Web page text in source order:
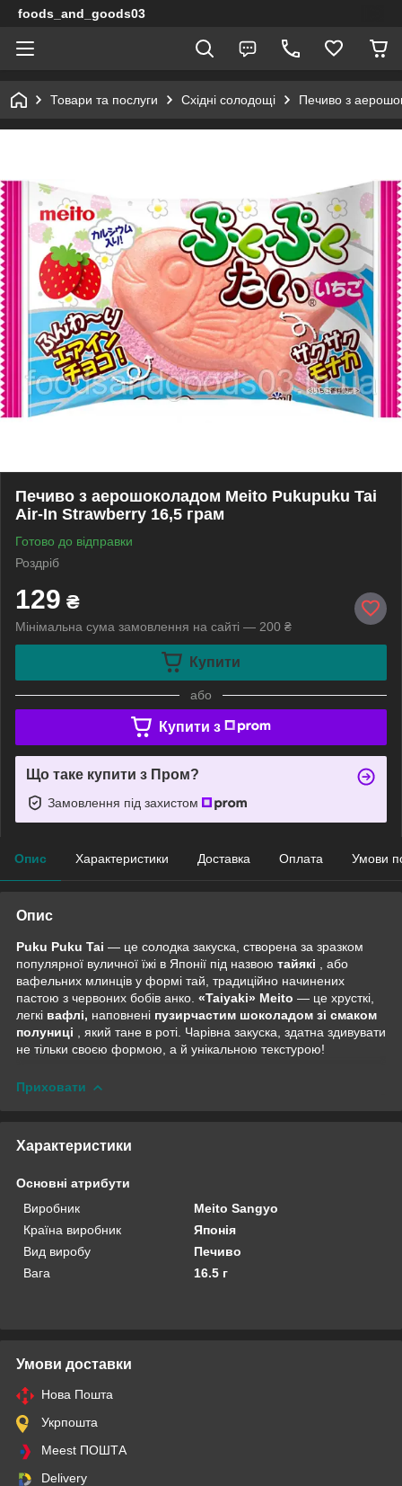
foods_and_goods03
Товари та послуги Східні солодощі Печиво з
Печиво з аерошоколадом Meito Pukupuku Tai
Air-In Strawberry 16,5 грам
Готово до відправки
Роздріб
129 ₴
Мінімальна сума замовлення на сайті — 200 ₴
Купити
або
Купити з
Що таке купити з Пром?
Замовлення під захистом
Опис Характеристики Доставка Оплата Умови
Опис
Puku Puku Tai — це солодка закуска, створена за зразком
популярної вуличної їжі в Японії під назвою тайякі , або
вафельних млинців у формі тай, традиційно начинених
пастою з червоних бобів анко. «Taiyaki» Meito — це хрусткі,
легкі вафлі, наповнені пузирчастим шоколадом зі смаком
полуниці , який тане в роті. Чарівна закуска, здатна здивувати
не тільки своєю формою, а й унікальною текстурою!
Приховати
Характеристики
Основні атрибути
Виробник
Meito Sangyo
Країна виробник
Японія
Вид виробу
Печиво
Вага
16.5 г
Умови доставки
Нова Пошта
Укрпошта
Meest ПОШТА
Delivery